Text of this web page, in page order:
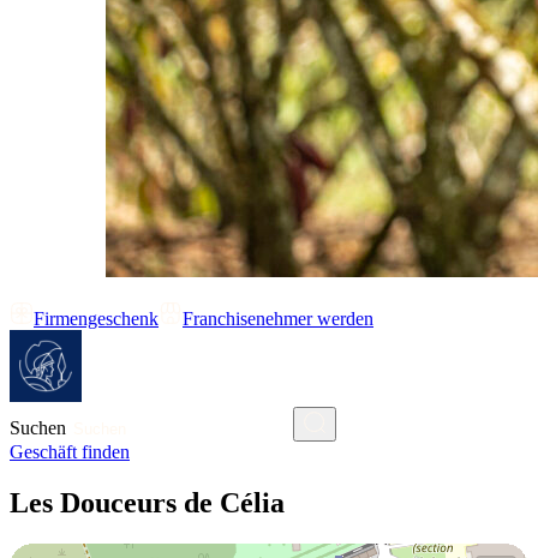
Firmengeschenk Franchisenehmer werden
Suchen
Geschäft finden
Les Douceurs de Célia